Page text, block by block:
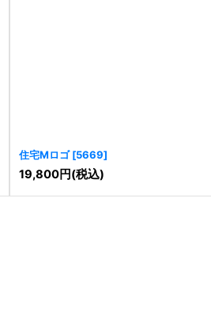
住宅Mロゴ [5669]
19,800円(税込)